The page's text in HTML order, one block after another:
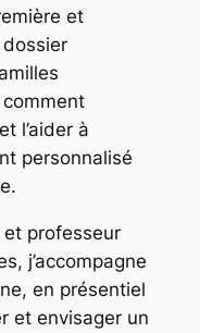
et
l’aider à
personnalisé
et professeur
j’accompagne
en présentiel
et envisager un